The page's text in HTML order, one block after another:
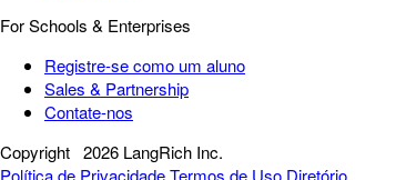
For Schools & Enterprises
Registre-se como um aluno
Sales & Partnership
Contate-nos
Copyright 2026 LangRich Inc.